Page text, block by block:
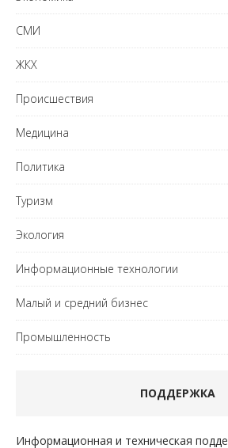
СМИ
ЖКХ
Происшествия
Медицина
Политика
Туризм
Экология
Информационные технологии
Малый и средний бизнес
Промышленность
ПОДДЕРЖКА
Информационная и техническая